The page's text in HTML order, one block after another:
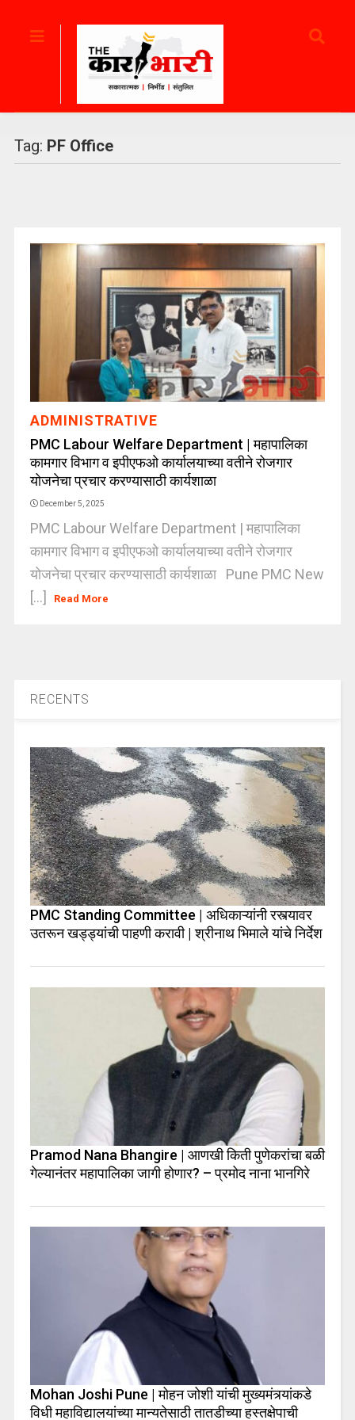
Tag: PF Office
ADMINISTRATIVE
PMC Labour Welfare Department | महापालिका
कामगार विभाग व इपीएफओ कार्यालयाच्या वतीने रोजगार
योजनेचा प्रचार करण्यासाठी कार्यशाळा
December 5, 2025
PMC Labour Welfare Department | महापालिका
कामगार विभाग व इपीएफओ कार्यालयाच्या वतीने रोजगार
योजनेचा प्रचार करण्यासाठी कार्यशाळा Pune PMC New
[...]
Read More
RECENTS
PMC Standing Committee | अधिकाऱ्यांनी रस्त्यावर
उतरून खड्ड्यांची पाहणी करावी | श्रीनाथ भिमाले यांचे निर्देश
Pramod Nana Bhangire | आणखी किती पुणेकरांचा बळी
गेल्यानंतर महापालिका जागी होणार? – प्रमोद नाना भानगिरे
Mohan Joshi Pune | मोहन जोशी यांची मुख्यमंत्र्यांकडे
विधी महाविद्यालयांच्या मान्यतेसाठी तातडीच्या हस्तक्षेपाची